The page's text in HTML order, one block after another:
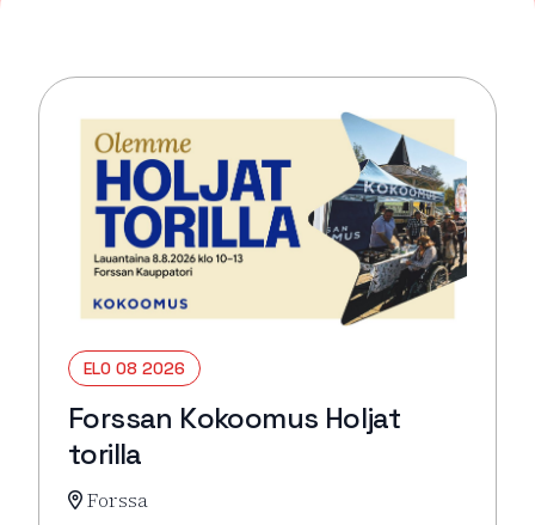
ELO 08 2026
Forssan Kokoomus Holjat
torilla
Forssa